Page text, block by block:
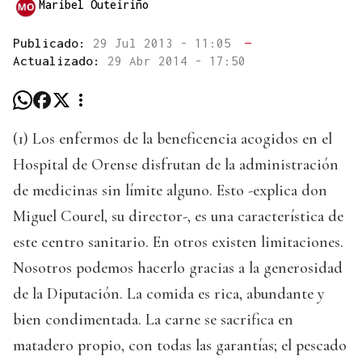
Maribel Outeiriño
Publicado: 29 Jul 2013 - 11:05
—
Actualizado: 29 Abr 2014 - 17:50
(1) Los enfermos de la beneficencia acogidos en el
Hospital de Orense disfrutan de la administración
de medicinas sin límite alguno. Esto -explica don
Miguel Courel, su director-, es una característica de
este centro sanitario. En otros existen limitaciones.
Nosotros podemos hacerlo gracias a la generosidad
de la Diputación. La comida es rica, abundante y
bien condimentada. La carne se sacrifica en
matadero propio, con todas las garantías; el pescado